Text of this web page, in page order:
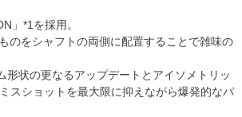
」*1を採用。
をシャフトの両側に配置することで雑味の
形状の更なるアップデートとアイソメトリッ
スショットを最大限に抑えながら爆発的なパ